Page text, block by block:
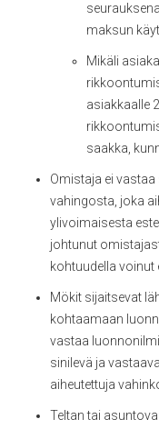
maksun
Mikäli
asiakkaalle
saakka,
Omistaja ei
vahingosta, joka
ylivoimaisesta
johtunut
kohtuudella voinut
Mökit sijaitsevat
kohtaamaan
vastaa
sinilevä ja
aiheutettuja
Teltan tai